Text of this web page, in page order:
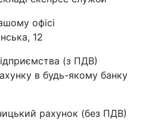
офісі
12
(з ПДВ)
в будь-якому банку
рахунок (без ПДВ)